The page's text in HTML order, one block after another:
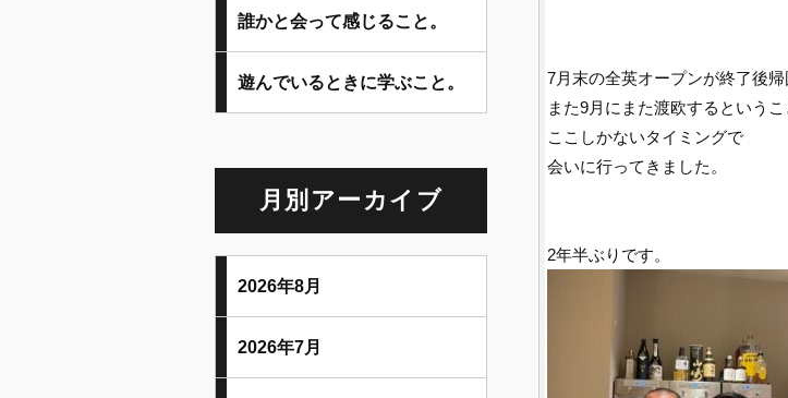
7月末の全英オープンが終了後帰
また9月にまた渡欧するという
ここしかないタイミングで
会いに行ってきました。
2年半ぶりです。
誰かと会って感じること。
遊んでいるときに学ぶこと。
月別アーカイブ
2026年8月
2026年7月